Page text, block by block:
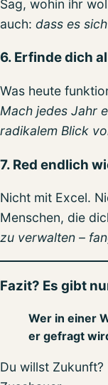
Sag, wohin ihr
auch: dass es
6. Erfinde dich
Was heute
Mach jedes Jahr
radikalem Blick
7. Red endlich
Nicht mit Excel.
Menschen, die
zu verwalten –
Fazit? Es gibt
Wer in einer
er gefragt
Du willst